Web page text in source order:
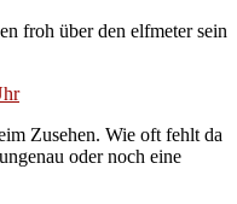
froh über den elfmeter sein
Zusehen. Wie oft fehlt da
oder noch eine